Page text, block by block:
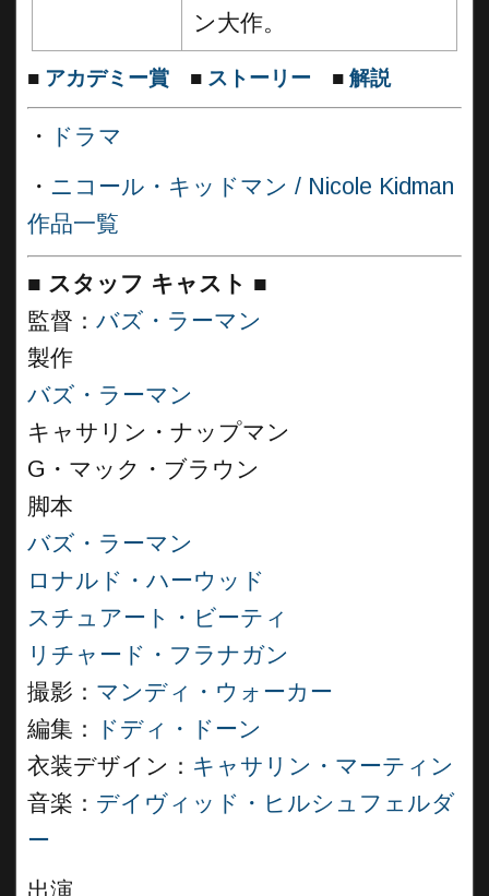
ン大作。
■ アカデミー賞 ■ ストーリー ■ 解説
・
ドラマ
・ ニコール・キッドマン / Nicole Kidman
作品一覧
■ スタッフ キャスト ■
監督： バズ・ラーマン
製作
バズ・ラーマン
キャサリン・ナップマン
G・マック・ブラウン
脚本
バズ・ラーマン
ロナルド・ハーウッド
スチュアート・ビーティ
リチャード・フラナガン
撮影： マンディ・ウォーカー
編集：
ドディ・ドーン
衣装デザイン： キャサリン・マーティン
音楽： デイヴィッド・ヒルシュフェルダ
ー
出演